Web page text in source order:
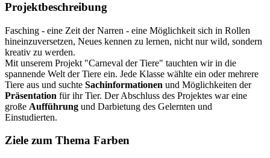
Projektbeschreibung
Fasching - eine Zeit der Narren - eine Möglichkeit sich in Rollen
hineinzuversetzen, Neues kennen zu lernen, nicht nur wild, sondern
kreativ zu werden.
Mit unserem Projekt "Carneval der Tiere" tauchten wir in die
spannende Welt der Tiere ein. Jede Klasse wählte ein oder mehrere
Tiere aus und suchte Sachinformationen und Möglichkeiten der
Präsentation für ihr Tier. Der Abschluss des Projektes war eine
große Aufführung und Darbietung des Gelernten und
Einstudierten.
Ziele zum Thema Farben